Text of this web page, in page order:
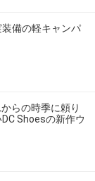
備の軽キャンパ
らの時季に頼り
Shoesの新作ウ